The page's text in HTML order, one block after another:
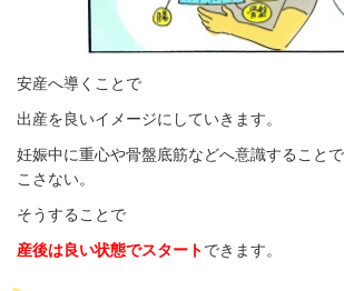
安産へ導くことで
出産を良いイメージにしていきます。
妊娠中に重心や骨盤底筋などへ意識すること
こさない。
そうすることで
産後は良い状態でスタートできます。